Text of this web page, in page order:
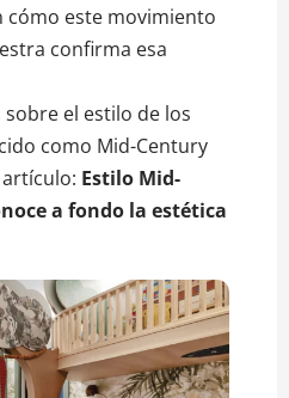
cómo este movimiento
confirma esa
el estilo de los
como Mid-Century
Estilo Mid-
a fondo la estética